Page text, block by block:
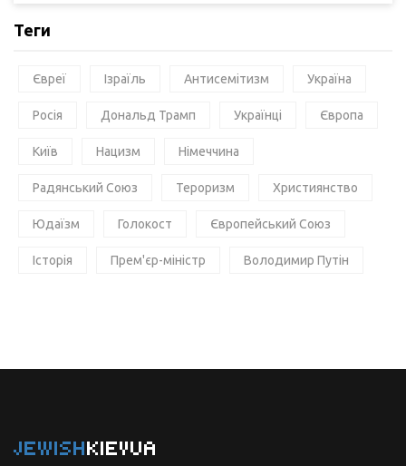
Теги
Євреї Ізраїль Антисемітизм Україна
Росія Дональд Трамп Українці Європа
Київ Нацизм Німеччина
Радянський Союз Тероризм Християнство
Юдаїзм Голокост Європейський Союз
Історія Прем'єр-міністр Володимир Путін
JEWISHKIEVUA